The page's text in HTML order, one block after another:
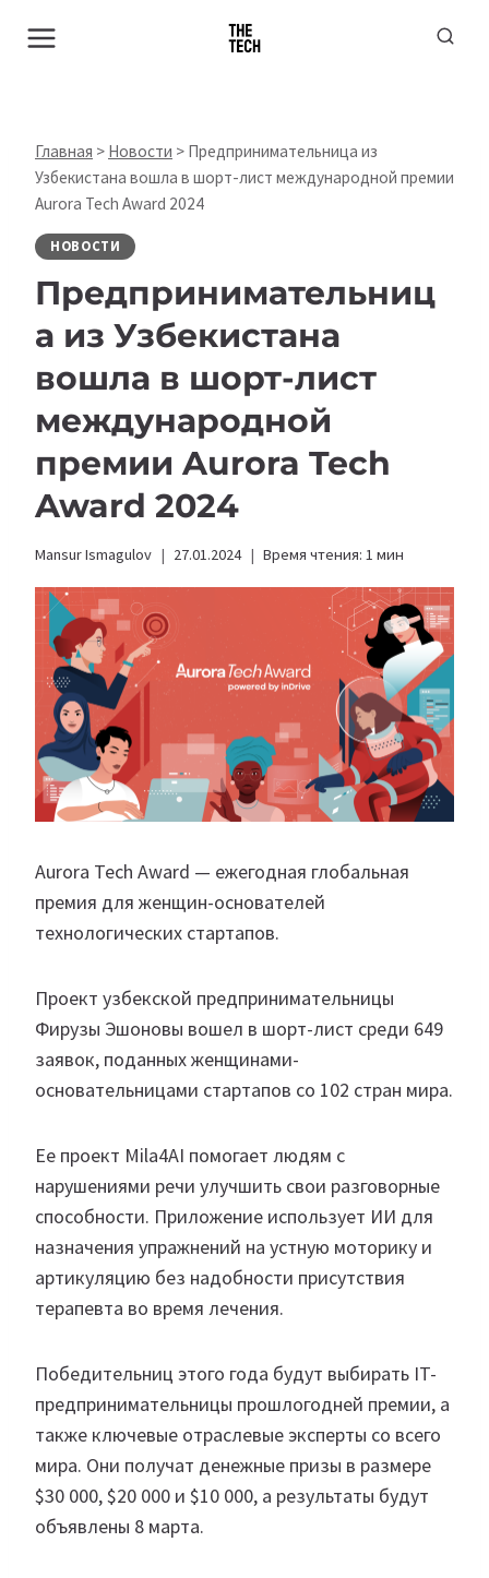
Главная > Новости > Предпринимательница из
Узбекистана вошла в шорт-лист международной премии
Aurora Tech Award 2024
НОВОСТИ
Предпринимательниц
а из Узбекистана
вошла в шорт-лист
международной
премии Aurora Tech
Award 2024
Mansur Ismagulov 27.01.2024 Время чтения: 1 мин
Aurora Tech Award — ежегодная глобальная
премия для женщин-основателей
технологических стартапов.
Проект узбекской предпринимательницы
Фирузы Эшоновы вошел в шорт-лист среди 649
заявок, поданных женщинами-
основательницами стартапов со 102 стран мира.
Ее проект Mila4AI помогает людям с
нарушениями речи улучшить свои разговорные
способности. Приложение использует ИИ для
назначения упражнений на устную моторику и
артикуляцию без надобности присутствия
терапевта во время лечения.
Победительниц этого года будут выбирать IT-
предпринимательницы прошлогодней премии, а
также ключевые отраслевые эксперты со всего
мира. Они получат денежные призы в размере
$30 000, $20 000 и $10 000, а результаты будут
объявлены 8 марта.